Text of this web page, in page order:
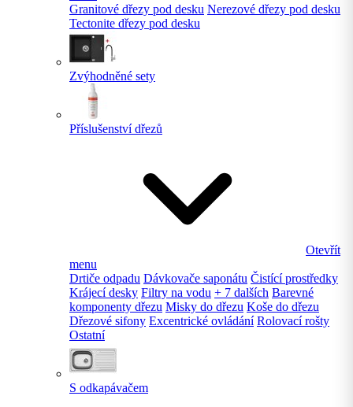
Granitové dřezy pod desku Nerezové dřezy pod desku
Tectonite dřezy pod desku
Zvýhodněné sety
Příslušenství dřezů
Otevřít
menu
Drtiče odpadu Dávkovače saponátu Čistící prostředky
Krájecí desky Filtry na vodu + 7 dalších Barevné
komponenty dřezu Misky do dřezu Koše do dřezu
Dřezové sifony Excentrické ovládání Rolovací rošty
Ostatní
S odkapávačem